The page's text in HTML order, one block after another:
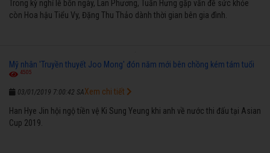
Trong kỳ nghỉ lễ bốn ngày, Lan Phương, Tuấn Hưng gặp vấn đề sức khỏe
còn Hoa hậu Tiểu Vy, Đặng Thu Thảo dành thời gian bên gia đình.
Mỹ nhân 'Truyền thuyết Joo Mong' đón năm mới bên chồng kém tám tuổi
4505
03/01/2019 7:00:42 SA
Han Hye Jin hội ngộ tiền vệ Ki Sung Yeung khi anh về nước thi đấu tại Asian
Cup 2019.
Xem chi tiết